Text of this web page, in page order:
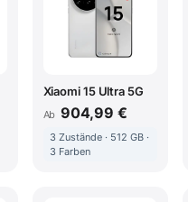
Xiaomi 15 Ultra 5G
Ab 904,99 €
3 Zustände · 512 GB ·
3 Farben